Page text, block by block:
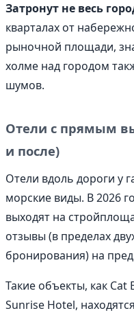
Затронут не весь
кварталах от
рыночной площади,
холме над городом
шумов.
Отели с прямым
и после)
Отели вдоль дороги у
морские виды. В 2026
выходят на
отзывы (в пределах
бронирования) на
Такие объекты, как Cat
Sunrise Hotel,